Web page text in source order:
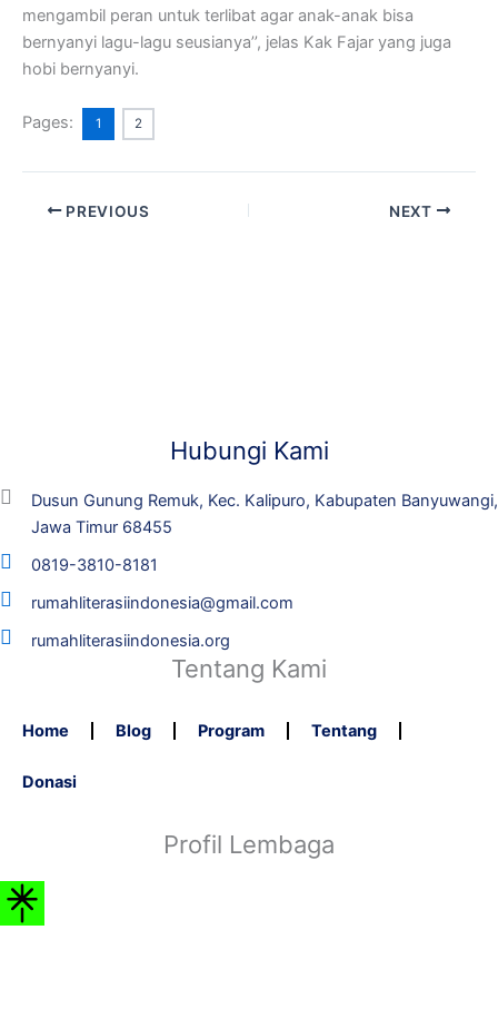
mengambil peran untuk terlibat agar anak-anak bisa
bernyanyi lagu-lagu seusianya’’, jelas Kak Fajar yang juga
hobi bernyanyi.
Pages: 1 2
PREVIOUS NEXT
Hubungi Kami
Dusun Gunung Remuk, Kec. Kalipuro, Kabupaten Banyuwangi,
Jawa Timur 68455
0819-3810-8181
rumahliterasiindonesia@gmail.com
rumahliterasiindonesia.org
Tentang Kami
Home Blog Program Tentang
Donasi
Profil Lembaga